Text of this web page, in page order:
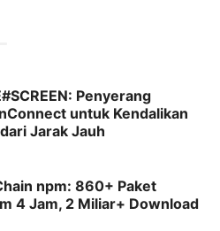
Penyerang
untuk Kendalikan
Jarak Jauh
npm: 860+ Paket
4 Jam, 2 Miliar+ Download